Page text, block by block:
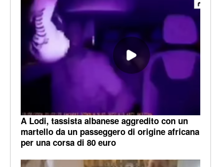
A Lodi, tassista albanese aggredito con un
martello da un passeggero di origine africana
per una corsa di 80 euro